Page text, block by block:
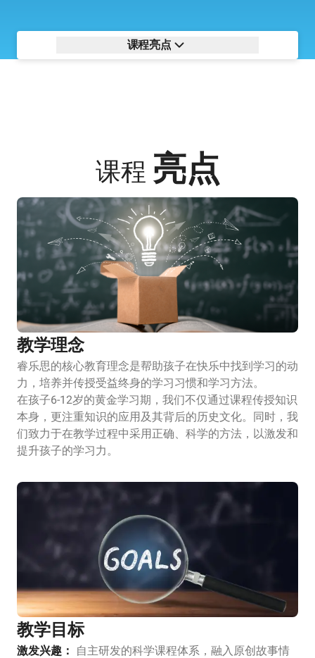
课程亮点
课程 亮点
教学理念
睿乐思的核心教育理念是帮助孩子在快乐中找到学习的动
力，培养并传授受益终身的学习习惯和学习方法。
在孩子6-12岁的黄金学习期，我们不仅通过课程传授知识
本身，更注重知识的应用及其背后的历史文化。同时，我
们致力于在教学过程中采用正确、科学的方法，以激发和
提升孩子的学习力。
教学目标
激发兴趣：
自主研发的科学课程体系，融入原创故事情